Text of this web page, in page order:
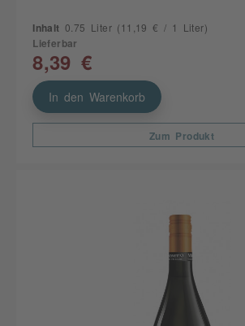
Inhalt 0.75 Liter (11,19 € / 1 Liter)
Lieferbar
8,39 €
In den Warenkorb
Zum Produkt